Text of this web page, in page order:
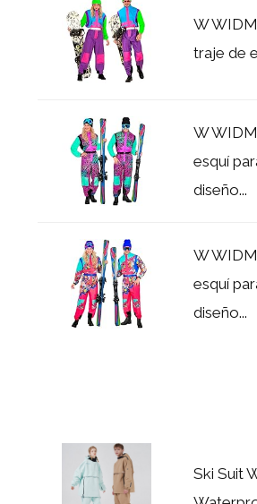
W
traje de
W
esquí
diseño...
W
esquí
diseño...
Ski Suit